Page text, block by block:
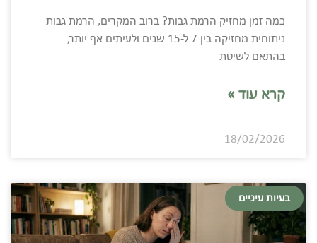
כמה זמן מחזיק הרמת גבות? ברוב המקרים, הרמת גבות
ניתוחית מחזיקה בין 7 ל-15 שנים ולעיתים אף יותר,
בהתאם לשיטת
קרא עוד »
18/02/2026
בעיות עיניים